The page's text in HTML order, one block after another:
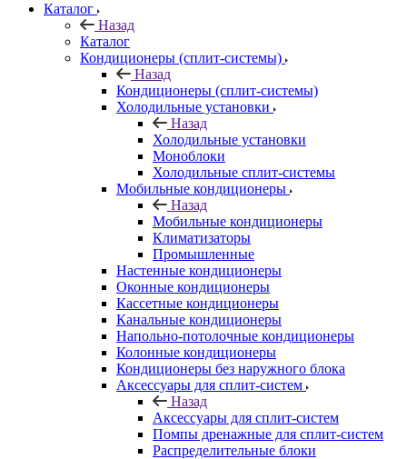
Каталог
Назад
Каталог
Кондиционеры (сплит-системы)
Назад
Кондиционеры (сплит-системы)
Холодильные установки
Назад
Холодильные установки
Моноблоки
Холодильные сплит-системы
Мобильные кондиционеры
Назад
Мобильные кондиционеры
Климатизаторы
Промышленные
Настенные кондиционеры
Оконные кондиционеры
Кассетные кондиционеры
Канальные кондиционеры
Напольно-потолочные кондиционеры
Колонные кондиционеры
Кондиционеры без наружного блока
Аксессуары для сплит-систем
Назад
Аксессуары для сплит-систем
Помпы дренажные для сплит-систем
Распределительные блоки